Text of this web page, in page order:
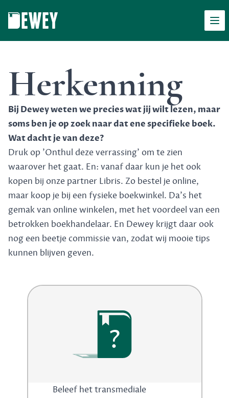
Herkenning
Bij Dewey weten we precies wat jij wilt lezen, maar
soms ben je op zoek naar dat ene specifieke boek.
Wat dacht je van deze?
Druk op 'Onthul deze verrassing' om te zien
waarover het gaat. En: vanaf daar kun je het ook
kopen bij onze partner Libris. Zo bestel je online,
maar koop je bij een fysieke boekwinkel. Da's het
gemak van online winkelen, met het voordeel van een
betrokken boekhandelaar. En Dewey krijgt daar ook
nog een beetje commissie van, zodat wij mooie tips
kunnen blijven geven.
?
Beleef het transmediale